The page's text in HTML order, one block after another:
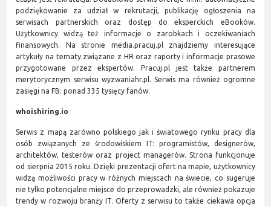
podziękowanie za udział w rekrutacji, publikację ogłoszenia na
serwisach partnerskich oraz dostęp do eksperckich eBooków.
Użytkownicy widzą też informacje o zarobkach i oczekiwaniach
finansowych. Na stronie media.pracuj.pl znajdziemy interesujące
artykuły na tematy związane z HR oraz raporty i informacje prasowe
przygotowane przez ekspertów. Pracuj.pl jest także partnerem
merytorycznym serwisu wyzwaniahr.pl. Serwis ma również ogromne
zasięgi na FB: ponad 335 tysięcy fanów.
whoishiring.io
Serwis z mapą zarówno polskiego jak i światowego rynku pracy dla
osób związanych ze środowiskiem IT: programistów, designerów,
architektów, testerów oraz project managerów. Strona funkcjonuje
od sierpnia 2015 roku. Dzięki prezentacji ofert na mapie, użytkownicy
widzą możliwości pracy w różnych miejscach na świecie, co sugeruje
nie tylko potencjalne miejsce do przeprowadzki, ale również pokazuje
trendy w rozwoju branży IT. Oferty z serwisu to także ciekawa opcja